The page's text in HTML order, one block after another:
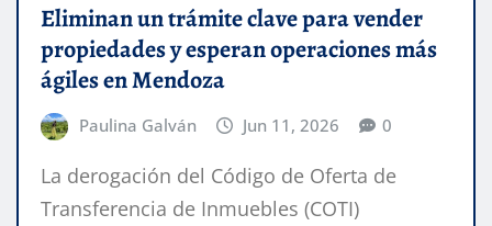
Eliminan un trámite clave para vender
propiedades y esperan operaciones más
ágiles en Mendoza
Paulina Galván Jun 11, 2026 0
La derogación del Código de Oferta de
Transferencia de Inmuebles (COTI)